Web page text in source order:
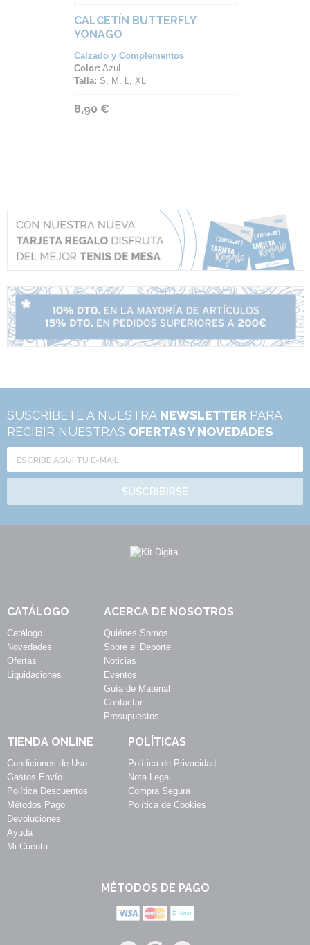
CALCETÍN BUTTERFLY
YONAGO
Calzado y Complementos
Color: Azul
Talla: S, M, L, XL
8,90 €
SUSCRÍBETE A NUESTRA NEWSLETTER PARA
RECIBIR NUESTRAS OFERTAS Y NOVEDADES
SUSCRIBIRSE
CATÁLOGO
Catálogo
Novedades
Ofertas
Liquidaciones
ACERCA DE NOSOTROS
Quiénes Somos
Sobre el Deporte
Noticias
Eventos
Guía de Material
Contactar
Presupuestos
TIENDA ONLINE
Condiciones de Uso
Gastos Envío
Política Descuentos
Métodos Pago
Devoluciones
Ayuda
Mi Cuenta
POLÍTICAS
Política de Privacidad
Nota Legal
Compra Segura
Política de Cookies
MÉTODOS DE PAGO